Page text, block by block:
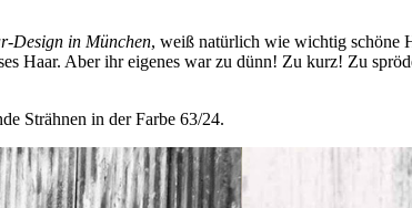
Design in München, weiß natürlich wie wichtig schöne
Haar. Aber ihr eigenes war zu dünn! Zu kurz! Zu
Strähnen in der Farbe 63/24.